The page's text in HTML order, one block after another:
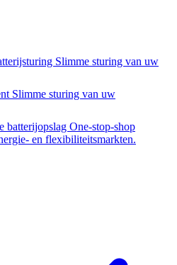
Slimme sturing van uw
Slimme sturing van uw
batterijopslag One-stop-shop
en flexibiliteitsmarkten.